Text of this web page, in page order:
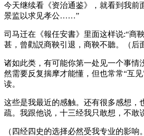
今天继续看《资治通鉴》，就看到我前
景监以求见孝公……”
司马迁在《報任安書》里面这样说:“商
甚，曾勸説商鞅引退，商鞅不聽。（后
诸如此类，有可能你第一处见一个事情
然需要反复揣摩才能懂，但也常常“互
读。
这些是我最近的感触。还有很多感想，
疏。我跟他说，十三经我只敢想，不敢
（四经四史的选择必然受我专业的影